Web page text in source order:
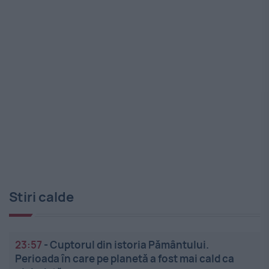
Stiri calde
23:57 -Cuptorul din istoria Pământului.
Perioada în care pe planetă a fost mai cald ca